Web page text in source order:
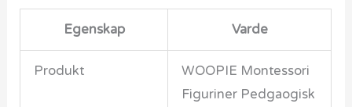
Egenskap Varde
Produkt
WOOPIE Montessori
Figuriner Pedgaogisk